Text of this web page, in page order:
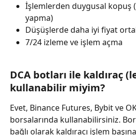
İşlemlerden duygusal kopuş
yapma)
Düşüşlerde daha iyi fiyat
7/24 izleme ve işlem açma
DCA botları ile kaldıraç
kullanabilir miyim?
Evet, Binance Futures, Bybit ve
borsalarında kullanabilirsiniz.
bağlı olarak kaldıracı işlem